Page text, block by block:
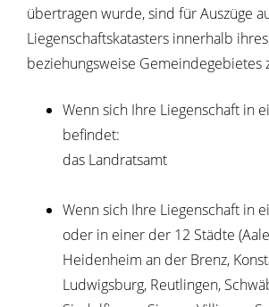
übertragen wurde, sind für Auszüge
Liegenschaftskatasters innerhalb
beziehungsweise Gemeindegebietes
Wenn sich Ihre Liegenschaft in
befindet:
das Landratsamt
Wenn sich Ihre Liegenschaft in
oder in einer der 12 Städte
Heidenheim an der Brenz,
Ludwigsburg, Reutlingen,